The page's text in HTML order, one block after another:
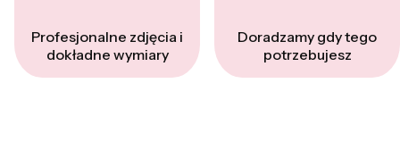
Profesjonalne zdjęcia i
dokładne wymiary
Doradzamy gdy tego
potrzebujesz